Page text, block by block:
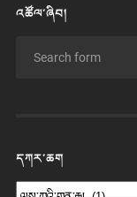
འཚོལ་ཞིབ།
དཀར་ཆག